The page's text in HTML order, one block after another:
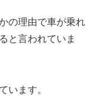
の理由で車が乗れ
と言われていま
います。